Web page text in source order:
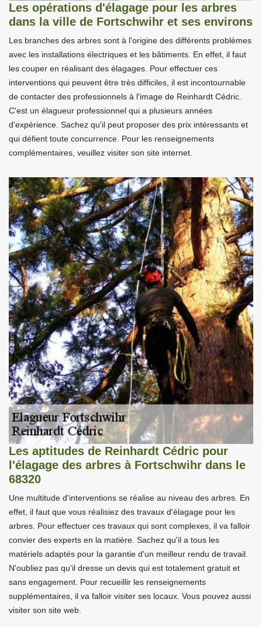
Les opérations d'élagage pour les arbres
dans la ville de Fortschwihr et ses environs
Les branches des arbres sont à l'origine des différents problèmes
avec les installations électriques et les bâtiments. En effet, il faut
les couper en réalisant des élagages. Pour effectuer ces
interventions qui peuvent être très difficiles, il est incontournable
de contacter des professionnels à l'image de Reinhardt Cédric.
C'est un élagueur professionnel qui a plusieurs années
d'expérience. Sachez qu'il peut proposer des prix intéressants et
qui défient toute concurrence. Pour les renseignements
complémentaires, veuillez visiter son site internet.
Les aptitudes de Reinhardt Cédric pour
l'élagage des arbres à Fortschwihr dans le
68320
Une multitude d'interventions se réalise au niveau des arbres. En
effet, il faut que vous réalisiez des travaux d'élagage pour les
arbres. Pour effectuer ces travaux qui sont complexes, il va falloir
convier des experts en la matière. Sachez qu'il a tous les
matériels adaptés pour la garantie d'un meilleur rendu de travail.
N'oubliez pas qu'il dresse un devis qui est totalement gratuit et
sans engagement. Pour recueillir les renseignements
supplémentaires, il va falloir visiter ses locaux. Vous pouvez aussi
visiter son site web.